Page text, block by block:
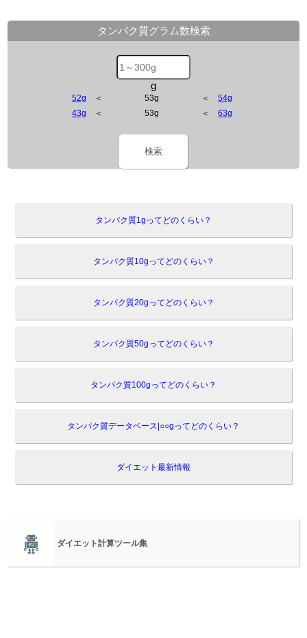
タンパク質グラム数検索
g
52g ＜ 53g ＜54g
43g ＜ 53g ＜63g
検索
タンパク質1gってどのくらい？
タンパク質10gってどのくらい？
タンパク質20gってどのくらい？
タンパク質50gってどのくらい？
タンパク質100gってどのくらい？
タンパク質データベース|○○gってどのくらい？
ダイエット最新情報
ダイエット計算ツール集